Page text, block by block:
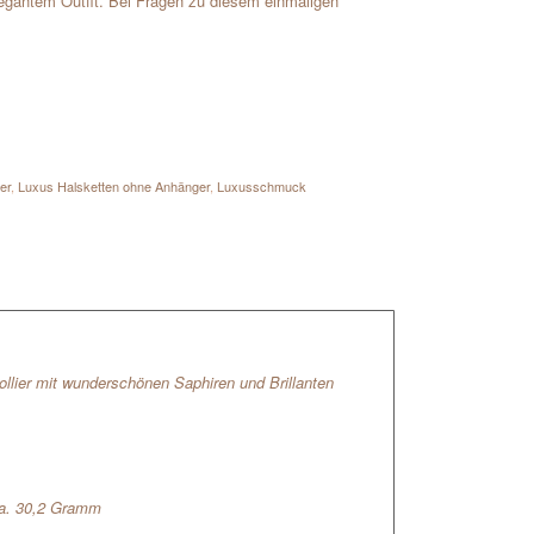
, Luxus Halsketten ohne Anhänger, Luxusschmuck
mit wunderschönen Saphiren und Brillanten
30,2 Gramm